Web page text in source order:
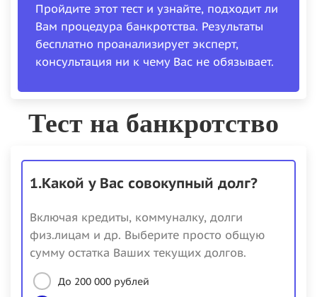
Пройдите этот тест и узнайте, подходит ли
Вам процедура банкротства. Результаты
бесплатно проанализирует эксперт,
консультация ни к чему Вас не обязывает.
Тест на банкротство
1.Какой у Вас совокупный долг?
Включая кредиты, коммуналку, долги
физ.лицам и др. Выберите просто общую
сумму остатка Ваших текущих долгов.
До 200 000 рублей